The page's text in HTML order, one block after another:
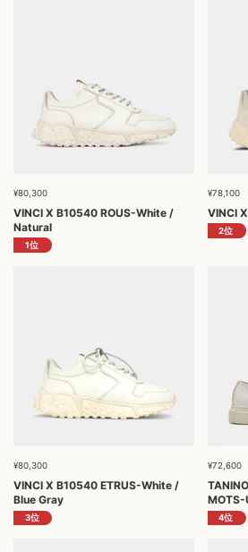
¥80,300
VINCI X B10540 ROUS-White /
Natural
¥78,100
VINCI
¥80,300
VINCI X B10540 ETRUS-White /
Blue Gray
¥72,600